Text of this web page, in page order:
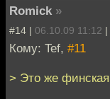
Romick »
#14 | 06.10.09 11:12 |
Кому: Tef, #11
> Это же финская